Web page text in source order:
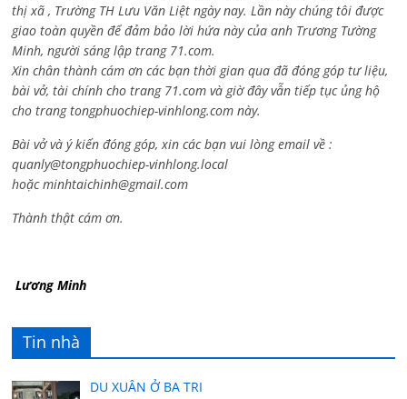
thị xã , Trường TH Lưu Văn Liệt ngày nay. Lần này chúng tôi được
giao toàn quyền để đảm bảo lời hứa này của anh Trương Tường
Minh, người sáng lập trang 71.com.
Xin chân thành cám ơn các bạn thời gian qua đã đóng góp tư liệu,
bài vở, tài chính cho trang 71.com và giờ đây vẫn tiếp tục ủng hộ
cho trang tongphuochiep-vinhlong.com này.
Bài vở và ý kiến đóng góp, xin các bạn vui lòng email về :
quanly@tongphuochiep-vinhlong.local
hoặcminhtaichinh@gmail.com
Thành thật cám ơn.
Lương Minh
Tin nhà
DU XUÂN Ở BA TRI